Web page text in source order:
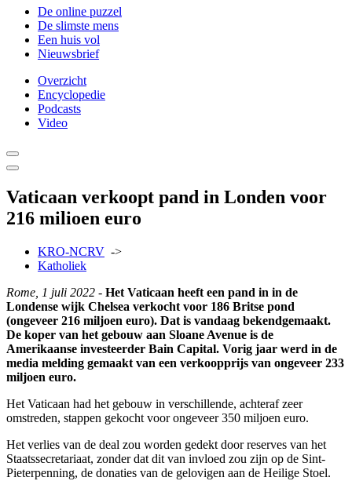
De online puzzel
De slimste mens
Een huis vol
Nieuwsbrief
Overzicht
Encyclopedie
Podcasts
Video
Vaticaan verkoopt pand in Londen voor
216 milioen euro
KRO-NCRV ->
Katholiek
Rome, 1 juli 2022 - Het Vaticaan heeft een pand in in de
Londense wijk Chelsea verkocht voor 186 Britse pond
(ongeveer 216 miljoen euro). Dat is vandaag bekendgemaakt.
De koper van het gebouw aan Sloane Avenue is de
Amerikaanse investeerder Bain Capital. Vorig jaar werd in de
media melding gemaakt van een verkoopprijs van ongeveer 233
miljoen euro.
Het Vaticaan had het gebouw in verschillende, achteraf zeer
omstreden, stappen gekocht voor ongeveer 350 miljoen euro.
Het verlies van de deal zou worden gedekt door reserves van het
Staatssecretariaat, zonder dat dit van invloed zou zijn op de Sint-
Pieterpenning, de donaties van de gelovigen aan de Heilige Stoel.